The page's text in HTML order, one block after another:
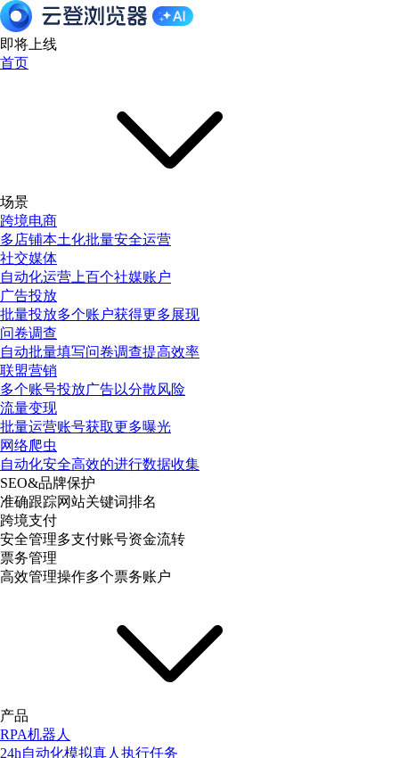
即将上线
首页
场景
跨境电商
多店铺本土化批量安全运营
社交媒体
自动化运营上百个社媒账户
广告投放
批量投放多个账户获得更多展现
问卷调查
自动批量填写问卷调查提高效率
联盟营销
多个账号投放广告以分散风险
流量变现
批量运营账号获取更多曝光
网络爬虫
自动化安全高效的进行数据收集
SEO&品牌保护
准确跟踪网站关键词排名
跨境支付
安全管理多支付账号资金流转
票务管理
高效管理操作多个票务账户
产品
RPA机器人
24h自动化模拟真人执行任务